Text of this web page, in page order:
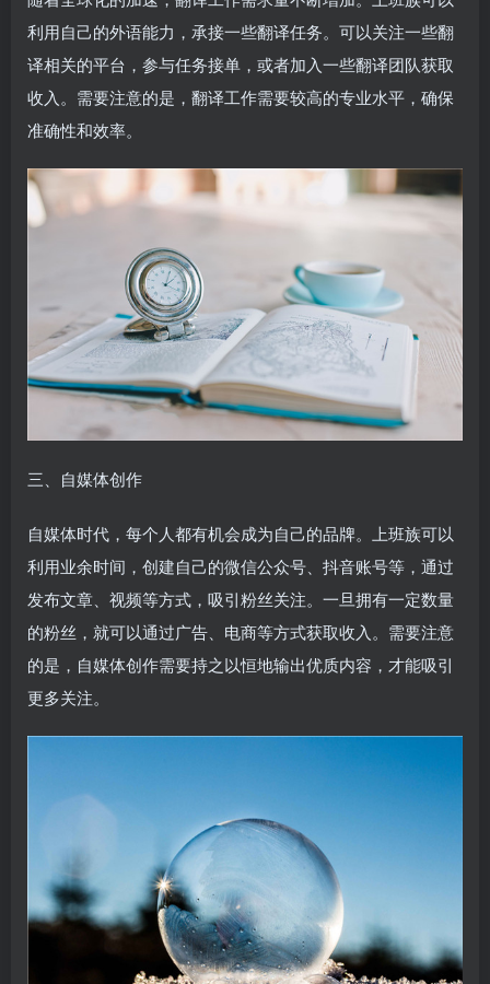
利用自己的外语能力，承接一些翻译任务。可以关注一些翻
译相关的平台，参与任务接单，或者加入一些翻译团队获取
收入。需要注意的是，翻译工作需要较高的专业水平，确保
准确性和效率。
三、自媒体创作
自媒体时代，每个人都有机会成为自己的品牌。上班族可以
利用业余时间，创建自己的微信公众号、抖音账号等，通过
发布文章、视频等方式，吸引粉丝关注。一旦拥有一定数量
的粉丝，就可以通过广告、电商等方式获取收入。需要注意
的是，自媒体创作需要持之以恒地输出优质内容，才能吸引
更多关注。